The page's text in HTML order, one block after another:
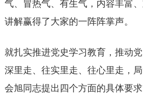
气、冒热气、有生气，内容丰富
讲解赢得了大家的一阵阵掌声。
就扎实推进党史学习教育，推动
深里走、往实里走、往心里走，
会旭同志提出四个方面的具体要